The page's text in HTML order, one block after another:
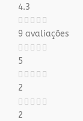
4.3
9 avaliações
5
2
2